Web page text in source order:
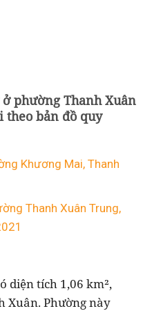
phường Thanh Xuân
theo bản đồ quy
Khương Mai, Thanh
Thanh Xuân Trung,
diện tích 1,06 km²,
Xuân. Phường này